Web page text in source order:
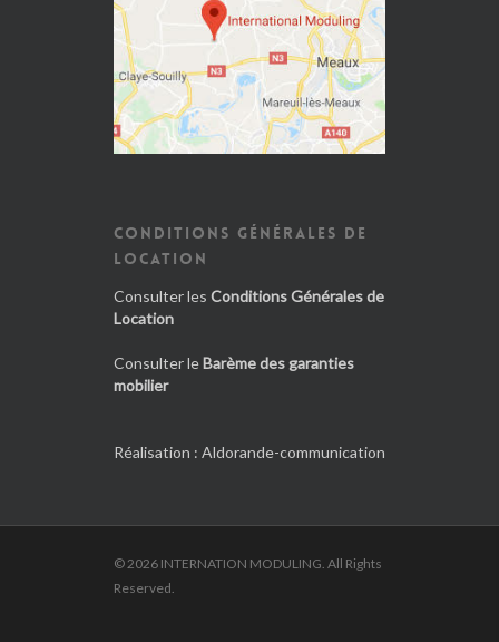
CONDITIONS GÉNÉRALES DE
LOCATION
Consulter les Conditions Générales de
Location
Consulter le Barème des garanties
mobilier
Réalisation : Aldorande-communication
© 2026 INTERNATION MODULING. All Rights
Reserved.